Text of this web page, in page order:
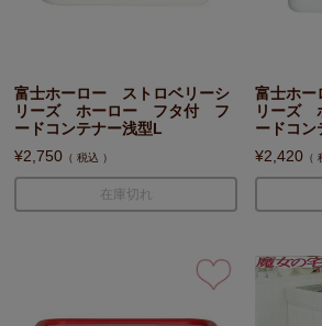
富士ホーロー ストロベリーシ
リーズ ホーロー フタ付 フ
ードコンテナー浅型L
¥2,750 税込
在庫切れ
富士ホ
リーズ
ードコン
¥2,420